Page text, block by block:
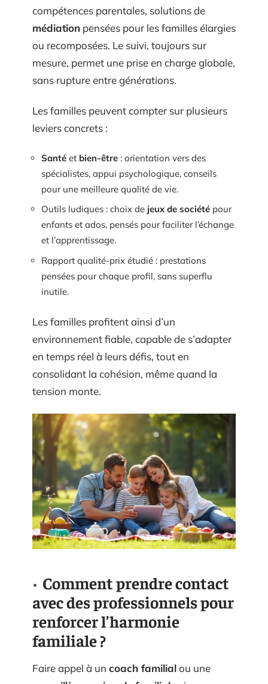
compétences parentales, solutions de
médiation pensées pour les familles élargies
ou recomposées. Le suivi, toujours sur
mesure, permet une prise en charge globale,
sans rupture entre générations.
Les familles peuvent compter sur plusieurs
leviers concrets :
Santé et bien-être : orientation vers des
spécialistes, appui psychologique, conseils
pour une meilleure qualité de vie.
Outils ludiques : choix de jeux de société pour
enfants et ados, pensés pour faciliter l’échange
et l’apprentissage.
Rapport qualité-prix étudié : prestations
pensées pour chaque profil, sans superflu
inutile.
Les familles profitent ainsi d’un
environnement fiable, capable de s’adapter
en temps réel à leurs défis, tout en
consolidant la cohésion, même quand la
tension monte.
Comment prendre contact
avec des professionnels pour
renforcer l’harmonie
familiale ?
Faire appel à un coach familialou une